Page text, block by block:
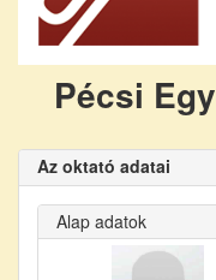
Pécsi
Az oktató adatai
Alap adatok